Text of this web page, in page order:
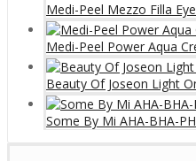
Medi-Peel Mezzo Filla
Medi-Peel Power Aqua
Beauty Of Joseon Light
Some By Mi AHA-BHA-